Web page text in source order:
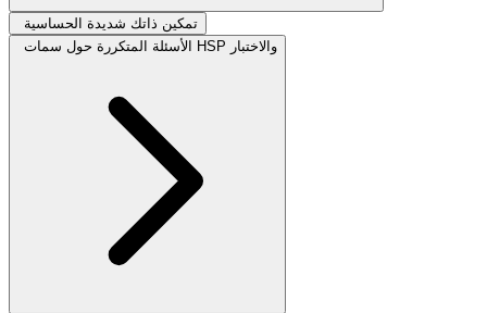
تمكين ذاتك شديدة الحساسية
الأسئلة المتكررة حول سمات HSP والاختبار